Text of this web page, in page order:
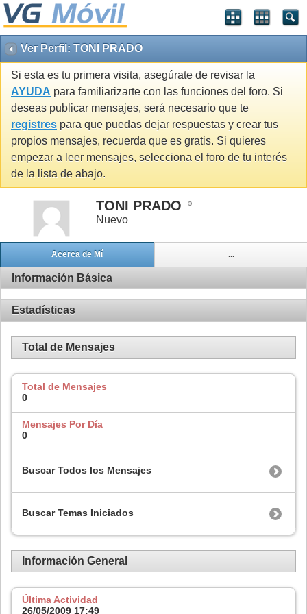
Ver Perfil: TONI PRADO
Si esta es tu primera visita, asegúrate de revisar la
AYUDA para familiarizarte con las funciones del foro. Si
deseas publicar mensajes, será necesario que te
registres para que puedas dejar respuestas y crear tus
propios mensajes, recuerda que es gratis. Si quieres
empezar a leer mensajes, selecciona el foro de tu interés
de la lista de abajo.
TONI PRADO
Nuevo
Acerca de Mí ...
Información Básica
Estadísticas
Total de Mensajes
Total de Mensajes
0
Mensajes Por Día
0
Buscar Todos los Mensajes
Buscar Temas Iniciados
Información General
Última Actividad
26/05/2009 17:49